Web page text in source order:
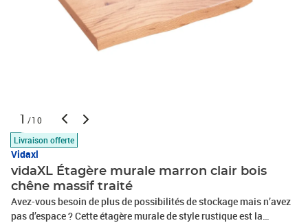
1 /10
Livraison offerte
Vidaxl
vidaXL Étagère murale marron clair bois
chêne massif traité
Avez-vous besoin de plus de possibilités de stockage mais n’avez
pas d’espace ? Cette étagère murale de style rustique est la